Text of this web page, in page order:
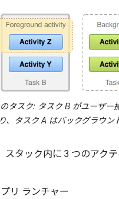
タスク: タスク B がユーザー
、タスク A はバックグラウン
タック内に 3 つのアク
リ ランチャー